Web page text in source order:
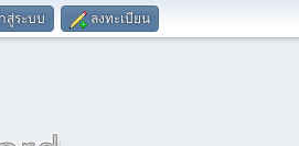
สู่ระบบ ลงทะเบียน